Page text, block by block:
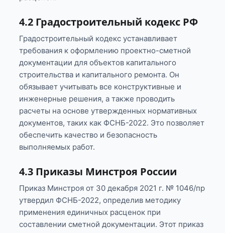
4.2 Градостроительный кодекс РФ
Градостроительный кодекс устанавливает
требования к оформлению проектно-сметной
документации для объектов капитального
строительства и капитального ремонта. Он
обязывает учитывать все конструктивные и
инженерные решения, а также проводить
расчеты на основе утвержденных нормативных
документов, таких как ФСНБ-2022. Это позволяет
обеспечить качество и безопасность
выполняемых работ.
4.3 Приказы Минстроя России
Приказ Минстроя от 30 декабря 2021 г. № 1046/пр
утвердил ФСНБ-2022, определив методику
применения единичных расценок при
составлении сметной документации. Этот приказ